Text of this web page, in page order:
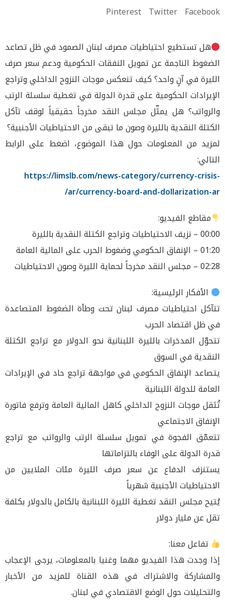
Facebook
Twitter
Pinterest
هل تستطيع احتياطيات مصرف لبنان الصمود في ظل تصاعد
الضغوط الناجمة عن تمويل النفقات الحكومية ودعم سعر صرف
الليرة في آنٍ واحد؟ كيف تنعكس موجات النزوح الداخلي وتراجع
الإيرادات الحكومية على قدرة الدولة في تغطية سلسلة الرتب
والرواتب؟ هل يمثّل مجلس النقد مخرجاً حقيقياً لوقف تآكل
الكتلة النقدية بالليرة وصون ما تبقى من الاحتياطيات الأجنبية؟
لمزيد من المعلومات حول هذا الموضوع، اضغط على الرابط
التالي:
https://limslb.com/news-category/currency-crisis-
ar/currency-board-and-dollarization-ar/
مقاطع الفيديو:
00:00 – نزيف الاحتياطيات وتراجع الكتلة النقدية بالليرة
01:20 – الإنفاق الحكومي وضغوط الحرب على المالية العامة
02:28 – مجلس النقد مخرجاً لحماية الليرة وصون الاحتياطيات
الأفكار الرئيسية:
تتآكل احتياطيات مصرف لبنان تحت وطأة الضغوط المتصاعدة
في ظل اقتصاد الحرب
تتحوّل المدخرات بالليرة اللبنانية نحو الدولار مع تراجع الكتلة
النقدية في السوق
يتصاعد الإنفاق الحكومي في مواجهة تراجع حاد في الإيرادات
العامة للدولة اللبنانية
تُثقل موجات النزوح الداخلي كاهل المالية العامة وترفع فاتورة
الإنفاق الاجتماعي
تتعمّق الفجوة في تمويل سلسلة الرتب والرواتب مع تراجع
قدرة الدولة على الوفاء بالتزاماتها
يستنزف الدفاع عن سعر صرف الليرة مئات الملايين من
الاحتياطيات الأجنبية شهرياً
يُتيح مجلس النقد تغطية الليرة اللبنانية بالكامل بالدولار بكلفة
تقل عن مليار دولار
تفاعل معنا:
إذا وجدت هذا الفيديو مهما وغنيا بالمعلومات، يرجى الإعجاب
والمشاركة والاشتراك في هذه القناة للمزيد من الأخبار
والتحليلات حول الوضع الاقتصادي في لبنان.